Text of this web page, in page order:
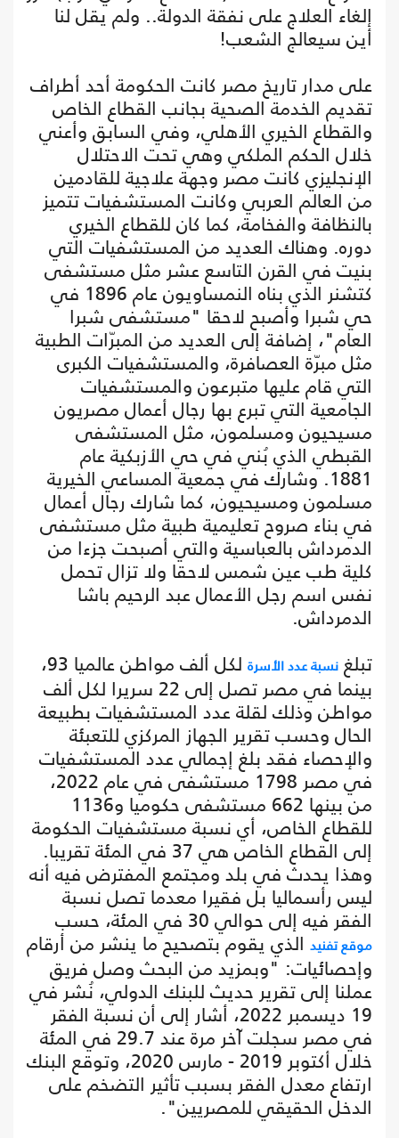
إلغاء العلاج على نفقة الدولة.. ولم يقل لنا
أين سيعالج الشعب!
على مدار تاريخ مصر كانت الحكومة أحد أطراف
تقديم الخدمة الصحية بجانب القطاع الخاص
والقطاع الخيري الأهلي، وفي السابق وأعني
خلال الحكم الملكي وهي تحت الاحتلال
الإنجليزي كانت مصر وجهة علاجية للقادمين
من العالم العربي وكانت المستشفيات تتميز
بالنظافة والفخامة، كما كان للقطاع الخيري
دوره. وهناك العديد من المستشفيات التي
بنيت في القرن التاسع عشر مثل مستشفى
كتشنر الذي بناه النمساويون عام 1896 في
حي شبرا وأصبح لاحقا "مستشفى شبرا
العام"، إضافة إلى العديد من المبرّات الطبية
مثل مبرّة العصافرة، والمستشفيات الكبرى
التي قام عليها متبرعون والمستشفيات
الجامعية التي تبرع بها رجال أعمال مصريون
مسيحيون ومسلمون، مثل المستشفى
القبطي الذي بُني في حي الأزبكية عام
1881. وشارك في جمعية المساعي الخيرية
مسلمون ومسيحيون، كما شارك رجال أعمال
في بناء صروح تعليمية طبية مثل مستشفى
الدمرداش بالعباسية والتي أصبحت جزءا من
كلية طب عين شمس لاحقا ولا تزال تحمل
نفس اسم رجل الأعمال عبد الرحيم باشا
الدمرداش.
تبلغ نسبة عدد الأسرة
لكل ألف مواطن عالميا 93،
بينما في مصر تصل إلى 22 سريرا لكل ألف
مواطن وذلك لقلة عدد المستشفيات بطبيعة
الحال وحسب تقرير الجهاز المركزي للتعبئة
والإحصاء فقد بلغ إجمالي عدد المستشفيات
في مصر 1798 مستشفى في عام 2022،
من بينها 662 مستشفى حكوميا و1136
للقطاع الخاص، أي نسبة مستشفيات الحكومة
إلى القطاع الخاص هي 37 في المئة تقريبا.
وهذا يحدث في بلد ومجتمع المفترض فيه أنه
ليس رأسماليا بل فقيرا معدما تصل نسبة
الفقر فيه إلى حوالي 30 في المئة، حسب
موقع تفنيد الذي يقوم بتصحيح ما ينشر من أرقام
وإحصائيات: "وبمزيد من البحث وصل فريق
عملنا إلى تقرير حديث للبنك الدولي، نُشر في
19 ديسمبر 2022، أشار إلى أن نسبة الفقر
في مصر سجلت آخر مرة عند 29.7 في المئة
خلال أكتوبر 2019 - مارس 2020، وتوقع البنك
ارتفاع معدل الفقر بسبب تأثير التضخم على
الدخل الحقيقي للمصريين".